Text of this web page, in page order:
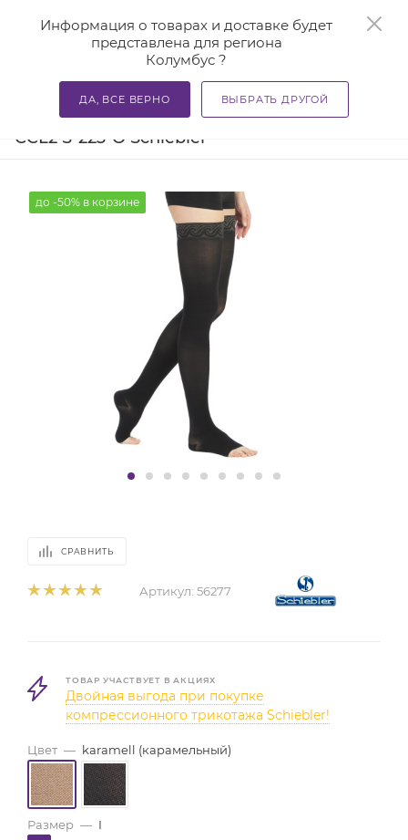
Информация о товарах и доставке будет
представлена для региона
Колумбус ?
ДА, ВСЕ ВЕРНО ВЫБРАТЬ ДРУГОЙ
Главная — Каталог — Компрессионный трикотаж
Антиварикозные чулки Venex Dur
CCL2 S-223-O Schiebler
до -50% в корзине
СРАВНИТЬ
Артикул: 56277
ТОВАР УЧАСТВУЕТ В АКЦИЯХ
Двойная выгода при покупке
компрессионного трикотажа Schiebler!
Цвет — karamell (карамельный)
Размер — I